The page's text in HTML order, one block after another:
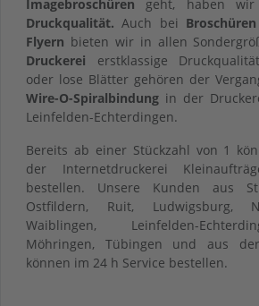
Imagebroschüren geht, haben
Druckqualität. Auch bei Broschüren
Flyern bieten wir in allen
Druckerei erstklassige
oder lose Blätter gehören der
Wire-O-Spiralbindung in der
Leinfelden-Echterdingen.
Bereits ab einer Stückzahl von 1
der Internetdruckerei
bestellen. Unsere Kunden aus
Ostfildern, Ruit, Ludwigsburg,
Waiblingen, Leinfelden-
Möhringen, Tübingen und aus
können im 24 h Service bestellen.